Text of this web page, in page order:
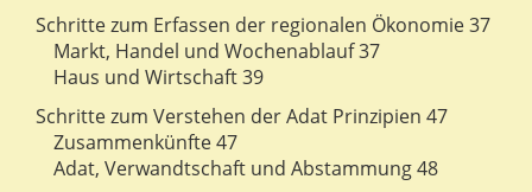
Schritte zum Erfassen der regionalen Ökonomie 37
Markt, Handel und Wochenablauf 37
Haus und Wirtschaft 39
Schritte zum Verstehen der Adat Prinzipien 47
Zusammenkünfte 47
Adat, Verwandtschaft und Abstammung 48